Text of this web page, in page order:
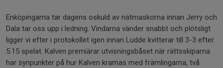
Enköpingarna tar dagens oskuld av nätmaskorna innan Jerry och
Dala tar oss upp i ledning. Vindarna vänder snabbt och plötsligt
ligger vi efter i protokollet igen innan Ludde kvitterar till 3-3 efter
5.15 spelat. Kalven premiärar utvisningsbåset när rättsskiparna
har synpunkter på hur Kalven kramas med främlingarna, två